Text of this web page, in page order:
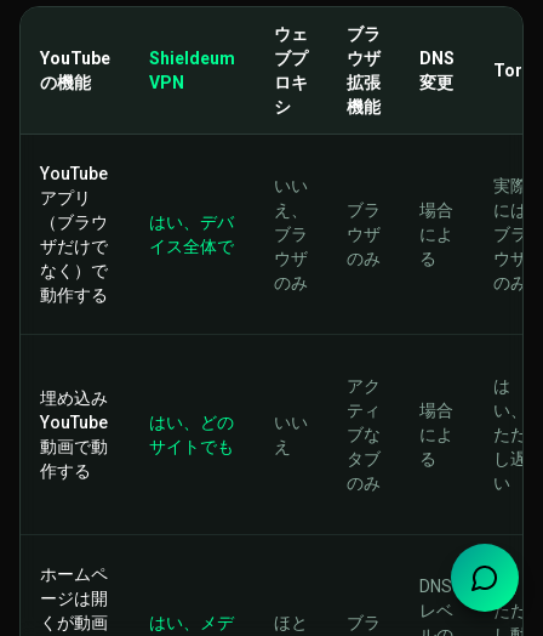
YouTube
の機能
Shieldeum
VPN
ウェ
ブプ
ロキ
シ
ブラ
ウザ
拡張
機能
DNS
変更
Tor
YouTube
アプリ
（ブラウ
ザだけで
なく）で
動作する
はい、デバ
イス全体で
いい
え、
ブラ
ウザ
のみ
ブラ
ウザ
のみ
場合
によ
る
実際
には
ブラ
ウザ
のみ
埋め込み
YouTube
動画で動
作する
はい、どの
サイトでも
いい
え
アク
ティ
ブな
タブ
のみ
場合
によ
る
は
い、
ただ
し遅
い
ホームペ
ージは開
くが動画
はい、メデ ほと ブラ
DNS
レベ
は
い、
ただ